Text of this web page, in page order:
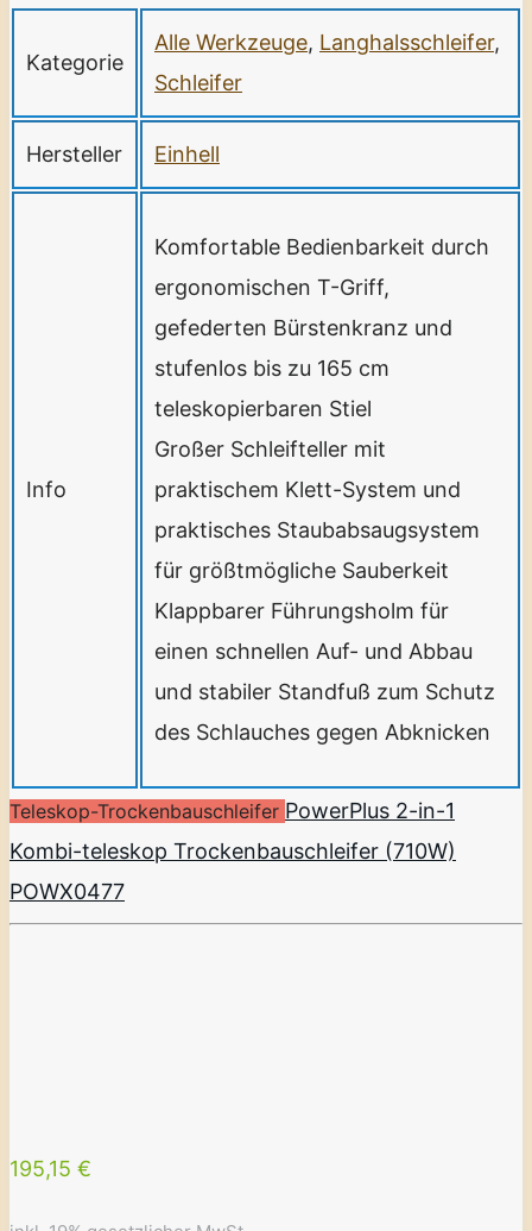
Kategorie
Alle Werkzeuge, Langhalsschleifer,
Schleifer
Hersteller Einhell
Info
Komfortable Bedienbarkeit durch
ergonomischen T-Griff,
gefederten Bürstenkranz und
stufenlos bis zu 165 cm
teleskopierbaren Stiel
Großer Schleifteller mit
praktischem Klett-System und
praktisches Staubabsaugsystem
für größtmögliche Sauberkeit
Klappbarer Führungsholm für
einen schnellen Auf- und Abbau
und stabiler Standfuß zum Schutz
des Schlauches gegen Abknicken
Teleskop-Trockenbauschleifer PowerPlus 2-in-1
Kombi-teleskop Trockenbauschleifer (710W)
POWX0477
195,15 €